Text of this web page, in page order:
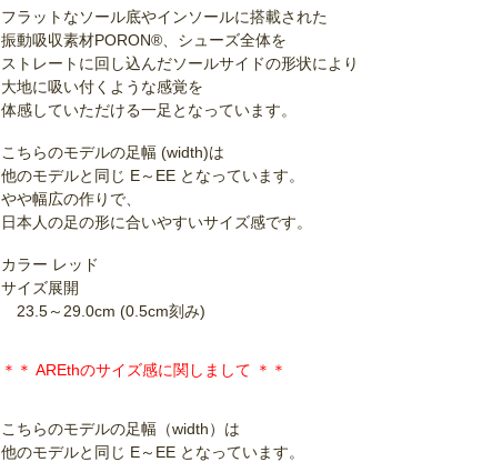
フラットなソール底やインソールに搭載された
振動吸収素材PORON®、シューズ全体を
ストレートに回し込んだソールサイドの形状により
大地に吸い付くような感覚を
体感していただける一足となっています。
こちらのモデルの足幅 (width)は
他のモデルと同じ E～EE となっています。
やや幅広の作りで、
日本人の足の形に合いやすいサイズ感です。
カラー レッド
サイズ展開
23.5～29.0cm (0.5cm刻み)
＊＊ AREthのサイズ感に関しまして ＊＊
こちらのモデルの足幅（width）は
他のモデルと同じ E～EE となっています。